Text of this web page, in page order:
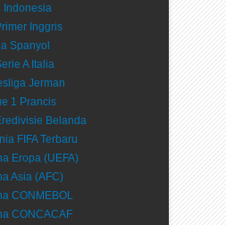
Indonesia
Inggris
Spanyol
A Italia
Jerman
1 Prancis
Belanda
FIFA Terbaru
Eropa (UEFA)
Asia (AFC)
CONMEBOL
CONCACAF